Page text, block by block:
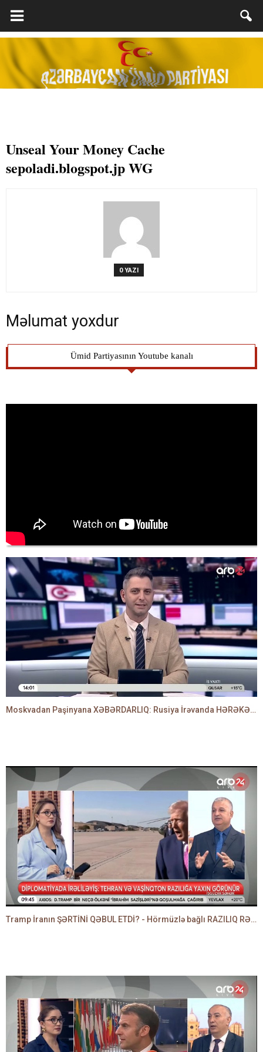
Unseal Your Money Cache
sepoladi.blogspot.jp WG
0 YAZI
Məlumat yoxdur
Ümid Partiyasının Youtube kanalı
Moskvadan Paşinyana XƏBƏRDARLIQ: Rusiya İrəvanda HƏRƏKƏTƏ KEÇDİ - TAMİLLA QULAMİ danışır
Tramp İranın ŞƏRTİNİ QƏBUL ETDİ? - Hörmüzlə bağlı RAZILIQ RƏSMƏN AÇIQLANIR -BAKİR HƏDƏNBƏYLİ danışır